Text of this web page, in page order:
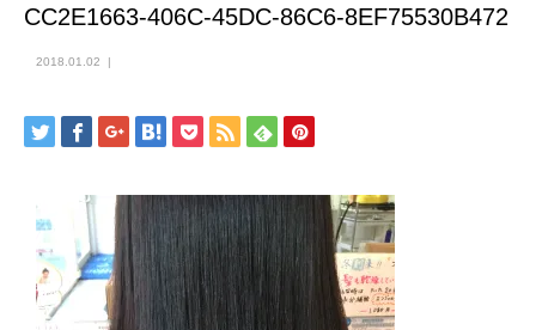
CC2E1663-406C-45DC-86C6-8EF75530B472
2018.01.02